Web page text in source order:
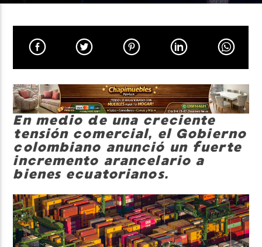
Neiva Estereo
En medio de una creciente
tensión comercial, el Gobierno
colombiano anunció un fuerte
incremento arancelario a
bienes ecuatorianos.